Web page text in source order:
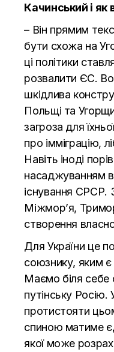
Качинський і як
– Він прямим
бути схожа на
ці політики
розвалити ЄС.
шкідлива
Польщі та
загроза для
про імміграцію,
Навіть іноді
насаджуванням
існування СРСР.
Міжморʼя,
створення
Для України це
союзнику, яким
Маємо біля себе
путінську
протистояти
спиною матиме
якої може